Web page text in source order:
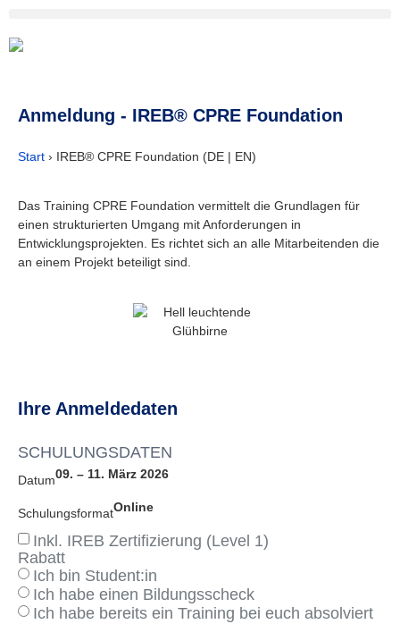
Anmeldung - IREB® CPRE Foundation
Start › IREB® CPRE Foundation (DE | EN)
Das Training CPRE Foundation vermittelt die Grundlagen für
einen strukturierten Umgang mit Anforderungen in
Entwicklungsprojekten. Es richtet sich an alle Mitarbeitenden die
an einem Projekt beteiligt sind.
Ihre Anmeldedaten
SCHULUNGSDATEN
Datum09. – 11. März 2026
SchulungsformatOnline
Inkl. IREB Zertifizierung (Level 1)
Rabatt
Ich bin Student:in
Ich habe einen Bildungsscheck
Ich habe bereits ein Training bei euch absolviert